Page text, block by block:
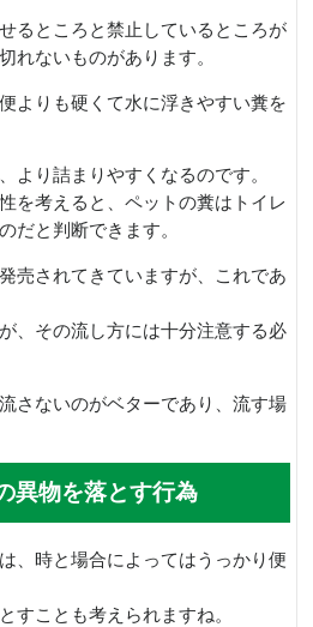
るところと禁止しているところが
れないものがあります。
よりも硬くて水に浮きやすい糞を
より詰まりやすくなるのです。
を考えると、ペットの糞はトイレ
だと判断できます。
売されてきていますが、これであ
、その流し方には十分注意する必
さないのがベターであり、流す場
異物を落とす行為
、時と場合によってはうっかり便
すことも考えられますね。